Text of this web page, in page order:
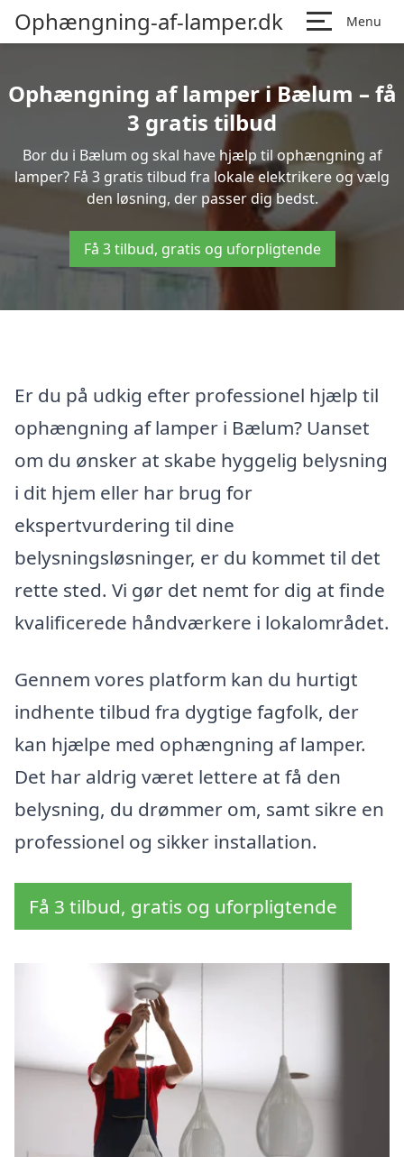
Ophængning-af-lamper.dk Menu
Ophængning af lamper i Bælum – få
3 gratis tilbud
Bor du i Bælum og skal have hjælp til ophængning af
lamper? Få 3 gratis tilbud fra lokale elektrikere og vælg
den løsning, der passer dig bedst.
Få 3 tilbud, gratis og uforpligtende
Er du på udkig efter professionel hjælp til
ophængning af lamper i Bælum? Uanset
om du ønsker at skabe hyggelig belysning
i dit hjem eller har brug for
ekspertvurdering til dine
belysningsløsninger, er du kommet til det
rette sted. Vi gør det nemt for dig at finde
kvalificerede håndværkere i lokalområdet.
Gennem vores platform kan du hurtigt
indhente tilbud fra dygtige fagfolk, der
kan hjælpe med ophængning af lamper.
Det har aldrig været lettere at få den
belysning, du drømmer om, samt sikre en
professionel og sikker installation.
Få 3 tilbud, gratis og uforpligtende